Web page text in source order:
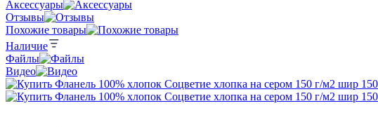
Аксессуары
Отзывы
Похожие товары
Наличие
Файлы
Видео